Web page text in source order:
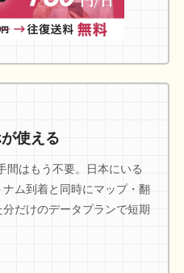
使える
間はもう不要。日本にいる
ム到着と同時にマップ・翻
だけのデータプランで短期